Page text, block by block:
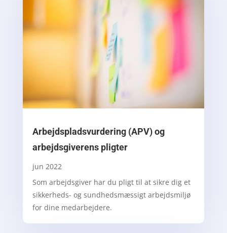
Arbejdspladsvurdering (APV) og
arbejdsgiverens pligter
jun 2022
Som arbejdsgiver har du pligt til at sikre dig et
sikkerheds- og sundhedsmæssigt arbejdsmiljø
for dine medarbejdere.